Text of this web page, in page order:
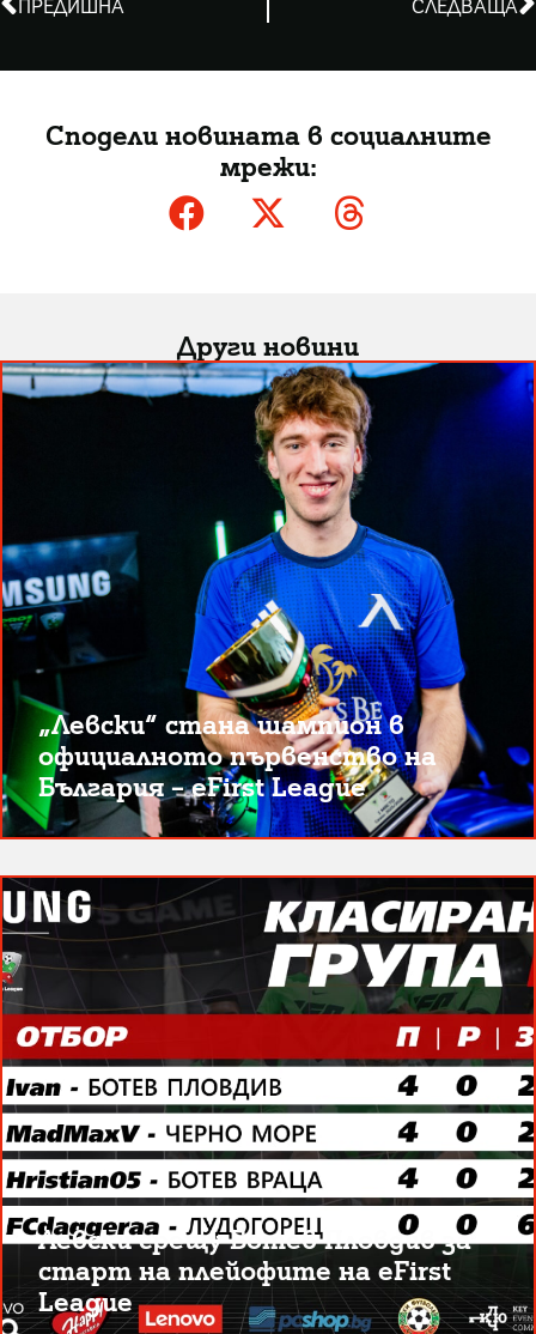
Сподели новината в социалните
мрежи:
Други новини
„Левски“ стана шампион в
официалното първенство на
България – eFirst League
Левски срещу Ботев Пловдив за
старт на плейофите на eFirst
League